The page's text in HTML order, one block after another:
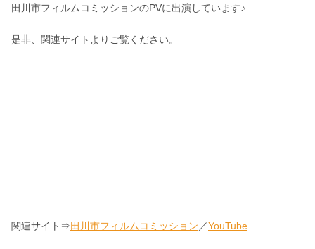
田川市フィルムコミッションのPVに出演しています♪
是非、関連サイトよりご覧ください。
関連サイト⇒田川市フィルムコミッション ／YouTube